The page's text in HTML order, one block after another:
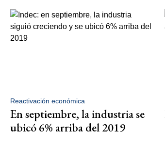
Reactivación económica
En septiembre, la industria se
ubicó 6% arriba del 2019